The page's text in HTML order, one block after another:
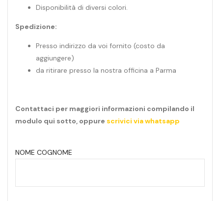
Disponibilità di diversi colori.
Spedizione:
Presso indirizzo da voi fornito (costo da
aggiungere)
da ritirare presso la nostra officina a Parma
Contattaci per maggiori informazioni compilando il
modulo qui sotto, oppure scrivici via whatsapp
NOME COGNOME